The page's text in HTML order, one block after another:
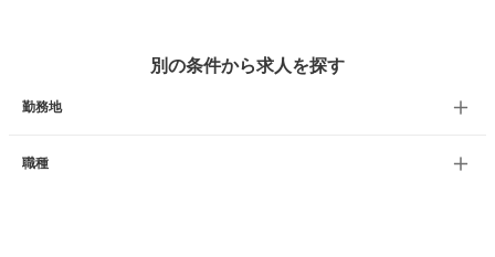
別の条件から求人を探す
勤務地
職種